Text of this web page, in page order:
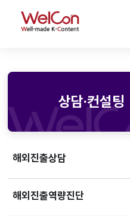
WelCon
상담·컨설팅
해외진출상담
해외진출역량진단